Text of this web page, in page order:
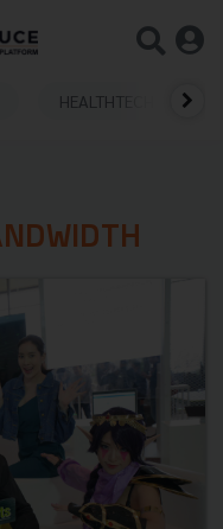
HEALTHTECH